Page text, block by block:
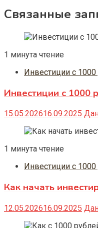
Связанные
1 минута чтение
Инвестиции с 1000
Инвестиции с 1000
15.05.202616.09.2025
1 минута чтение
Инвестиции с
Как начать
12.05.202616.09.2025